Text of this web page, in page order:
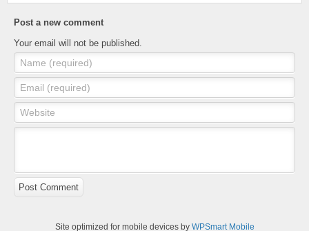
Post a new comment
Your email will not be published.
Name (required)
Email (required)
Website
Post Comment
Site optimized for mobile devices by WPSmart Mobile